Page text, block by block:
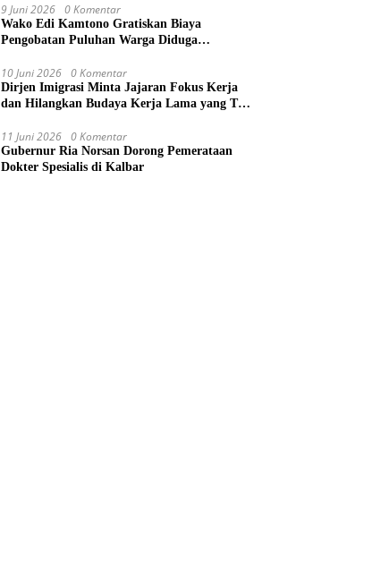
9 Juni 2026 0 Komentar
Wako Edi Kamtono Gratiskan Biaya
Pengobatan Puluhan Warga Diduga
10 Juni 2026 0 Komentar
Dirjen Imigrasi Minta Jajaran Fokus Kerja
dan Hilangkan Budaya Kerja Lama yang Tak
11 Juni 2026 0 Komentar
Gubernur Ria Norsan Dorong Pemerataan
Dokter Spesialis di Kalbar